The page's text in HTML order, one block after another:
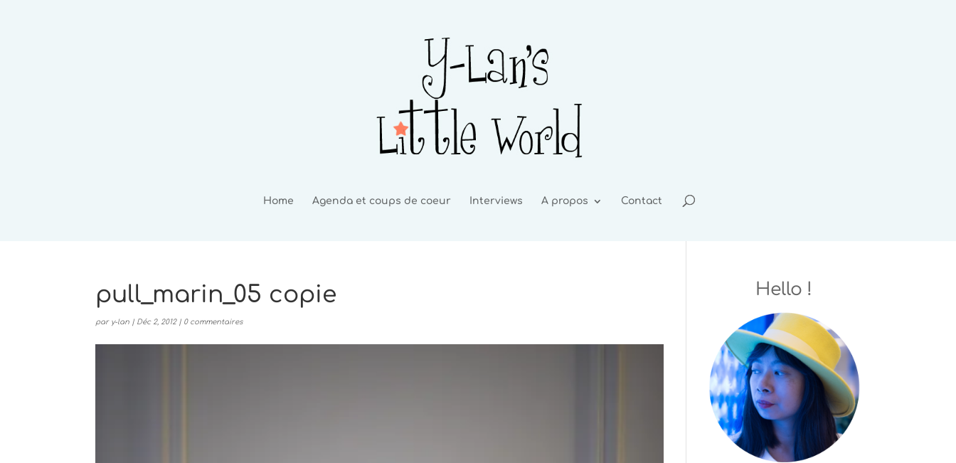
Home Agenda et coups de coeur Interviews A propos Contact
pull_marin_05 copie
par y-lan | Déc 2, 2012| 0 commentaires
Hello !